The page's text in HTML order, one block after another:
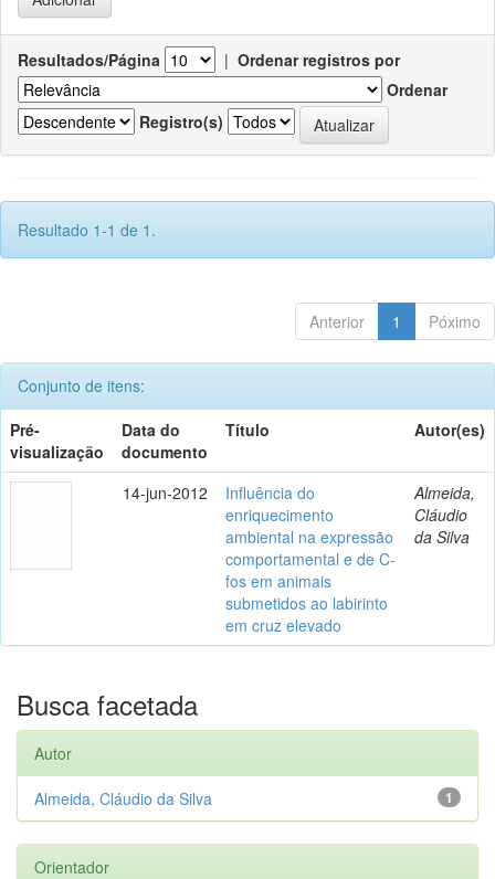
Resultados/Página | Ordenar registros por
Ordenar
Registro(s)
Resultado 1-1 de 1.
Anterior 1 Póximo
Conjunto de itens:
Pré-
visualização
Data do
documento
Título Autor(es)
14-jun-2012
Influência do
enriquecimento
ambiental na expressão
comportamental e de C-
fos em animais
submetidos ao labirinto
em cruz elevado
Almeida,
Cláudio
da Silva
Busca facetada
Autor
1
Almeida, Cláudio da Silva
Orientador